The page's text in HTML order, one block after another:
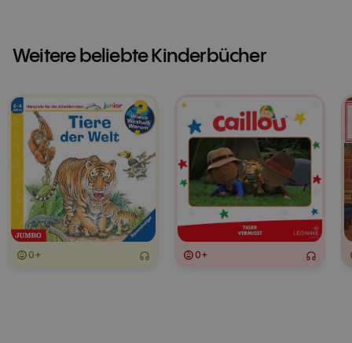
Weitere beliebte Kinderbücher
0+ 0+